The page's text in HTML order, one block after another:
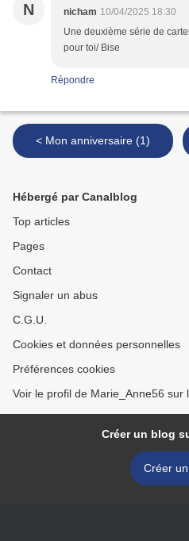
N nicham 10/04/2025 18:30
Une deuxième série de
pour toi/ Bise
Répondre
< Mon anniversaire (1)
Hébergé par Canalblog
Top articles
Pages
Contact
Signaler un abus
C.G.U.
Cookies et données personnelles
Préférences cookies
Voir le profil de Marie_Anne56 sur
Créer un blog
Créer